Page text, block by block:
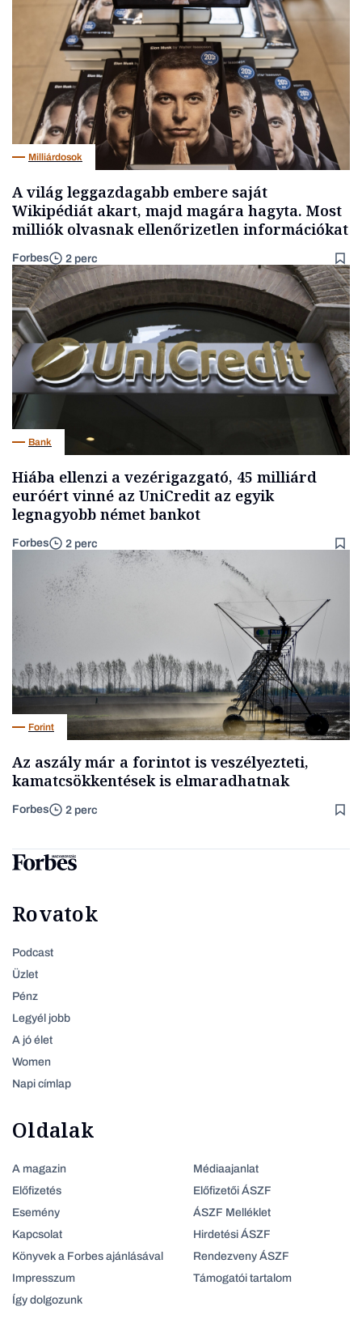
Milliárdosok
A világ leggazdagabb embere saját
Wikipédiát akart, majd magára hagyta. Most
milliók olvasnak ellenőrizetlen információkat
Forbes 2 perc
Bank
Hiába ellenzi a vezérigazgató, 45 milliárd
euróért vinné az UniCredit az egyik
legnagyobb német bankot
Forbes 2 perc
Forint
Az aszály már a forintot is veszélyezteti,
kamatcsökkentések is elmaradhatnak
Forbes 2 perc
Rovatok
Podcast
Üzlet
Pénz
Legyél jobb
A jó élet
Women
Napi címlap
Oldalak
A magazin
Előfizetés
Esemény
Kapcsolat
Könyvek a Forbes ajánlásával
Impresszum
Így dolgozunk
Médiaajanlat
Előfizetői ÁSZF
ÁSZF Melléklet
Hirdetési ÁSZF
Rendezveny ÁSZF
Támogatói tartalom